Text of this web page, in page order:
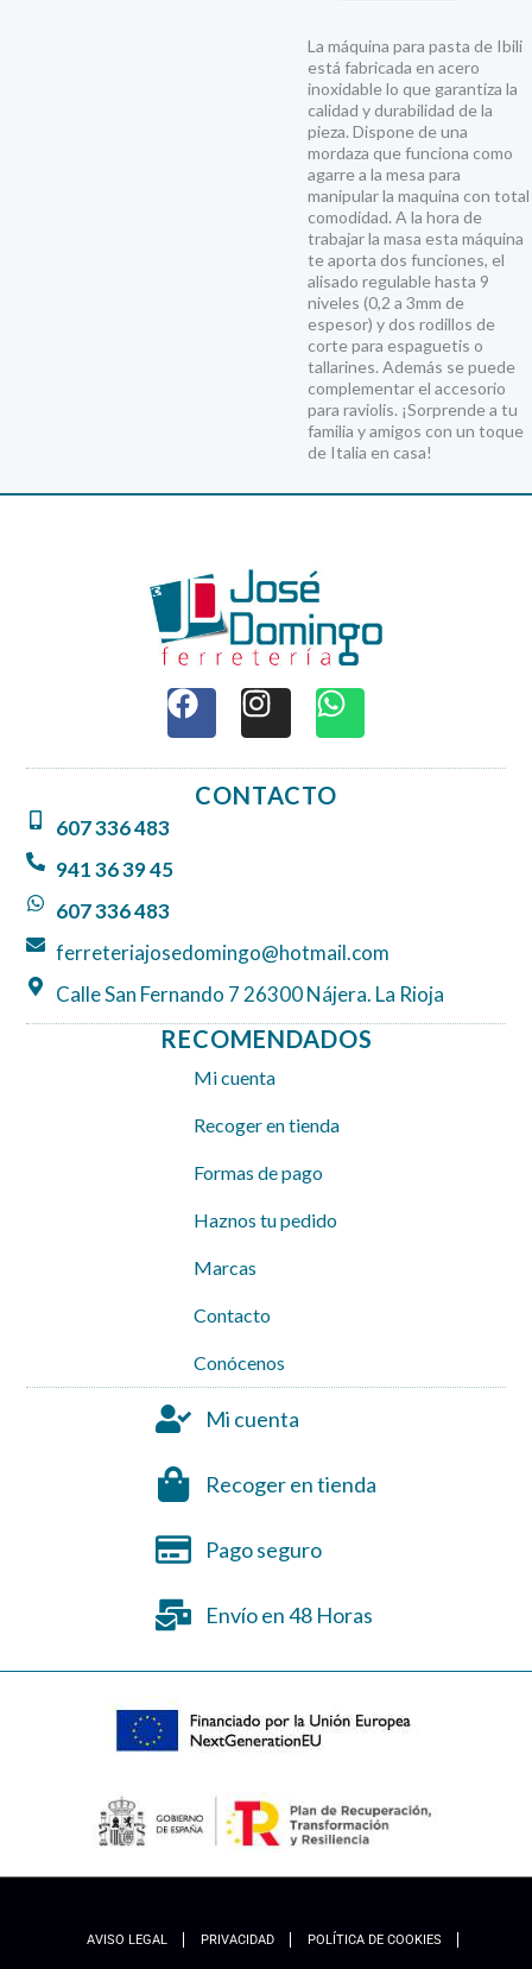
La máquina para pasta de Ibili
está fabricada en acero
inoxidable lo que garantiza la
calidad y durabilidad de la
pieza. Dispone de una
mordaza que funciona como
agarre a la mesa para
manipular la maquina con total
comodidad. A la hora de
trabajar la masa esta máquina
te aporta dos funciones, el
alisado regulable hasta 9
niveles (0,2 a 3mm de
espesor) y dos rodillos de
corte para espaguetis o
tallarines. Además se puede
complementar el accesorio
para raviolis. ¡Sorprende a tu
familia y amigos con un toque
de Italia en casa!
F
a
c
e
b
I
n
s
t
a
W
h
a
t
CONTACTO
607 336 483
941 36 39 45
607 336 483
ferreteriajosedomingo@hotmail.com
Calle San Fernando 7 26300 Nájera. La Rioja
RECOMENDADOS
Mi cuenta
Recoger en tienda
Formas de pago
Haznos tu pedido
Marcas
Contacto
Conócenos
Mi cuenta
Recoger en tienda
Pago seguro
Envío en 48 Horas
AVISO LEGAL PRIVACIDAD POLÍTICA DE COOKIES